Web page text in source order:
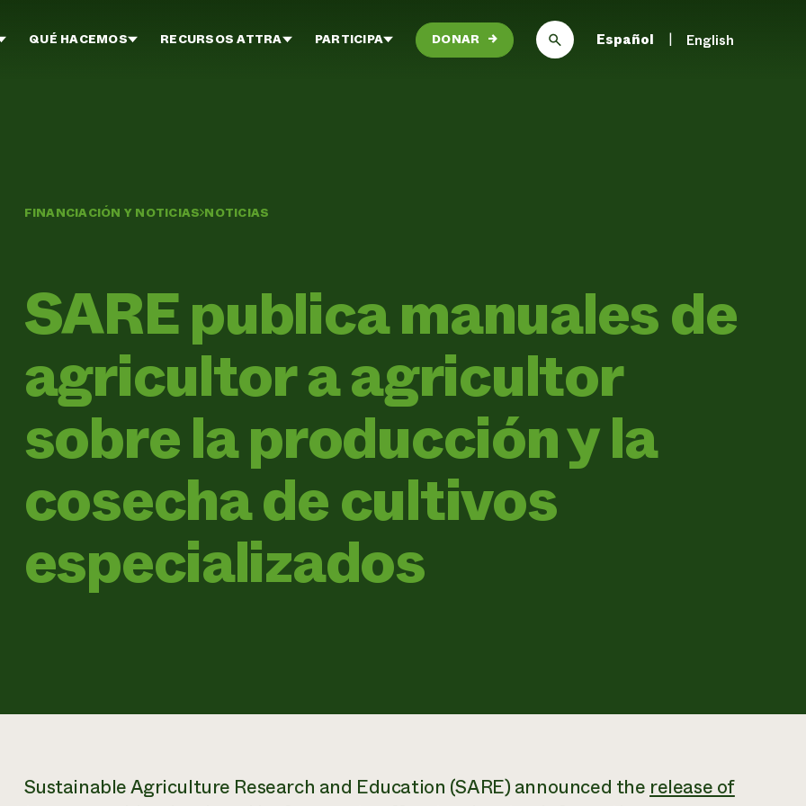
QUÉ HACEMOS RECURSOS ATTRA PARTICIPA DONAR → Español English
FINANCIACIÓN Y NOTICIAS NOTICIAS
SARE publica manuales de
agricultor a agricultor
sobre la producción y la
cosecha de cultivos
especializados
Sustainable Agriculture Research and Education (SARE) announced the release of